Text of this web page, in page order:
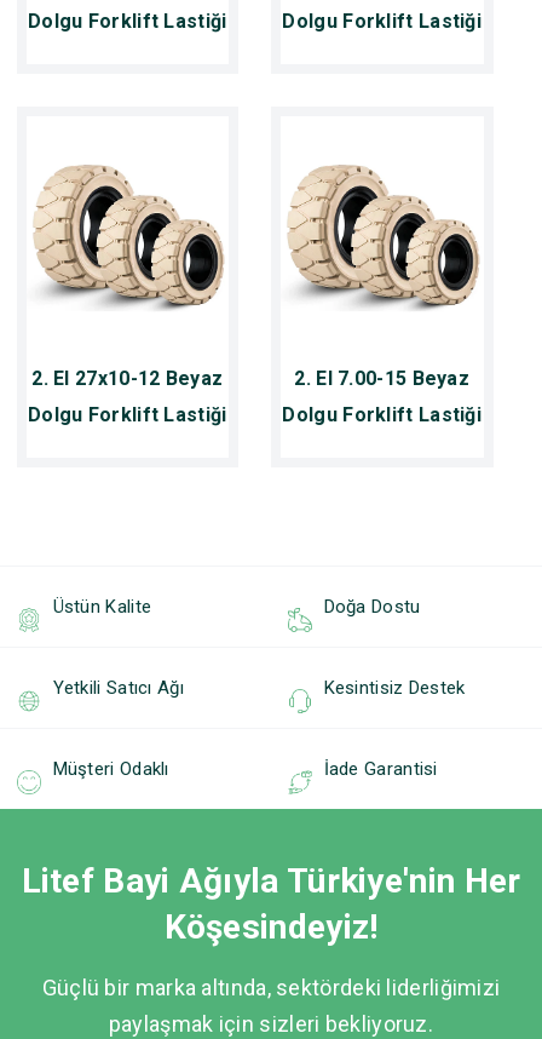
Dolgu Forklift Lastiği
Dolgu Forklift Lastiği
2. El 27x10-12 Beyaz
Dolgu Forklift Lastiği
2. El 7.00-15 Beyaz
Dolgu Forklift Lastiği
Üstün Kalite Doğa Dostu
Yetkili Satıcı Ağı Kesintisiz Destek
Müşteri Odaklı İade Garantisi
Litef Bayi Ağıyla Türkiye'nin Her
Köşesindeyiz!
Güçlü bir marka altında, sektördeki liderliğimizi
paylaşmak için sizleri bekliyoruz.